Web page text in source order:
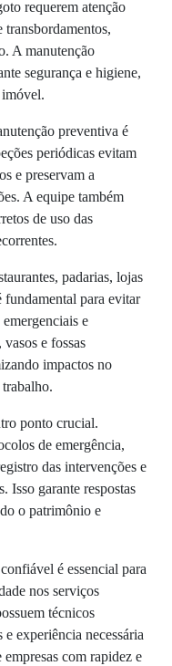
requerem atenção
A manutenção
segurança e higiene,
imóvel.
preventiva é
periódicas evitam
e preservam a
A equipe também
de uso das
padarias, lojas
fundamental para evitar
e
e fossas
impactos no
ponto crucial.
de emergência,
das intervenções e
Isso garante respostas
o patrimônio e
confiável é essencial para
nos serviços
técnicos
experiência necessária
com rapidez e